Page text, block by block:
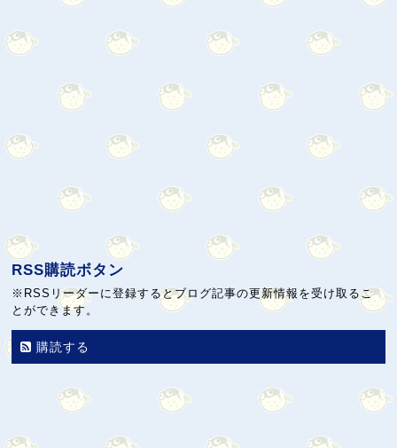
RSS購読ボタン
※RSSリーダーに登録するとブログ記事の更新情報を受け取るこ
とができます。
購読する